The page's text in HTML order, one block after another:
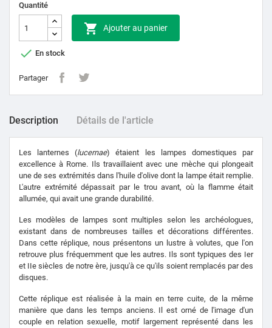
Quantité
 Ajouter au panier
 En stock
Partager
Description Détails de l'article
Les lanternes (lucernae) étaient les lampes domestiques par
excellence à Rome. Ils travaillaient avec une mèche qui plongeait
une de ses extrémités dans l'huile d'olive dont la lampe était remplie.
L'autre extrémité dépassait par le trou avant, où la flamme était
allumée, qui avait une grande durabilité.
Les modèles de lampes sont multiples selon les archéologues,
existant dans de nombreuses tailles et décorations différentes.
Dans cette réplique, nous présentons un lustre à volutes, que l'on
retrouve plus fréquemment que les autres. Ils sont typiques des Ier
et IIe siècles de notre ère, jusqu'à ce qu'ils soient remplacés par des
disques.
Cette réplique est réalisée à la main en terre cuite, de la même
manière que dans les temps anciens. Il est orné de l'image d'un
couple en relation sexuelle, motif largement représenté dans les